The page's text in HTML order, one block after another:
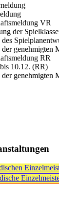
VR
der
genehmigten
RR
10.12. (RR)
genehmigten